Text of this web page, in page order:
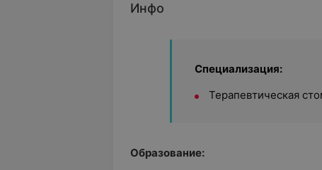
Инфо
Специализация:
Терапевтическая
Образование: